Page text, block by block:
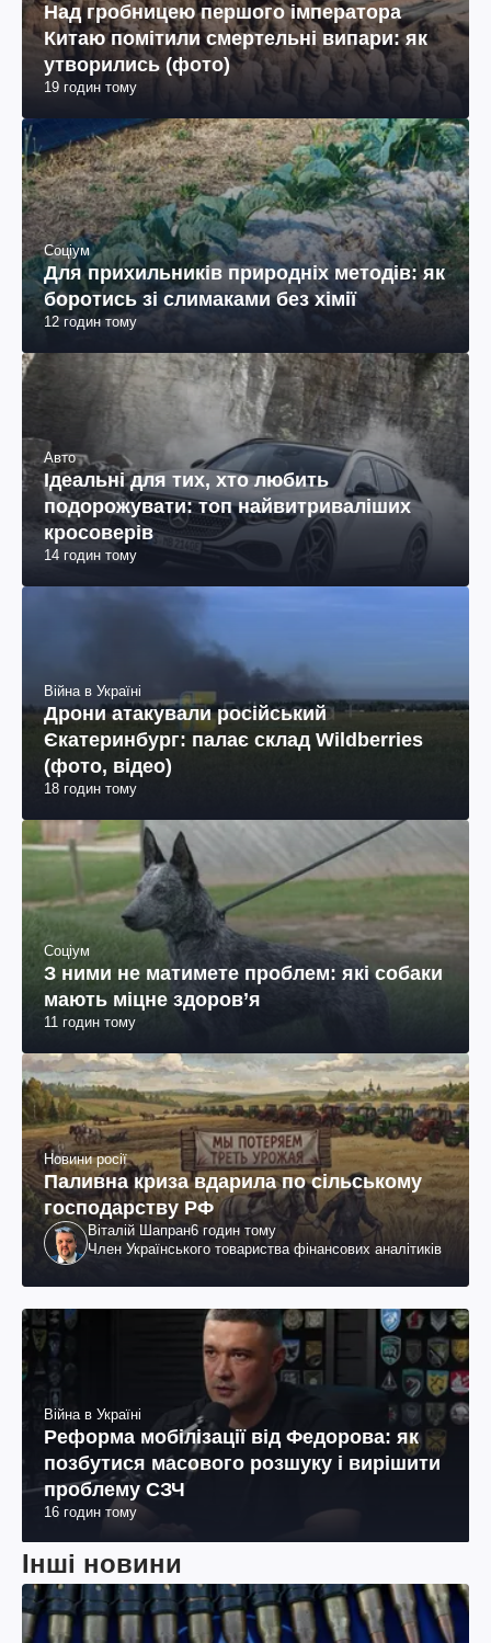
Над гробницею першого імператора
Китаю помітили смертельні випари: як
утворились (фото)
19 годин тому
Соціум
Для прихильників природніх методів: як
боротись зі слимаками без хімії
12 годин тому
Авто
Ідеальні для тих, хто любить
подорожувати: топ найвитриваліших
кросоверів
14 годин тому
Війна в Україні
Дрони атакували російський
Єкатеринбург: палає склад Wildberries
(фото, відео)
18 годин тому
Соціум
З ними не матимете проблем: які собаки
мають міцне здоров’я
11 годин тому
Новини росії
Паливна криза вдарила по сільському
господарству РФ
Віталій Шапран6 годин тому
Член Українського товариства фінансових аналітиків
Війна в Україні
Реформа мобілізації від Федорова: як
позбутися масового розшуку і вирішити
проблему СЗЧ
16 годин тому
Інші новини